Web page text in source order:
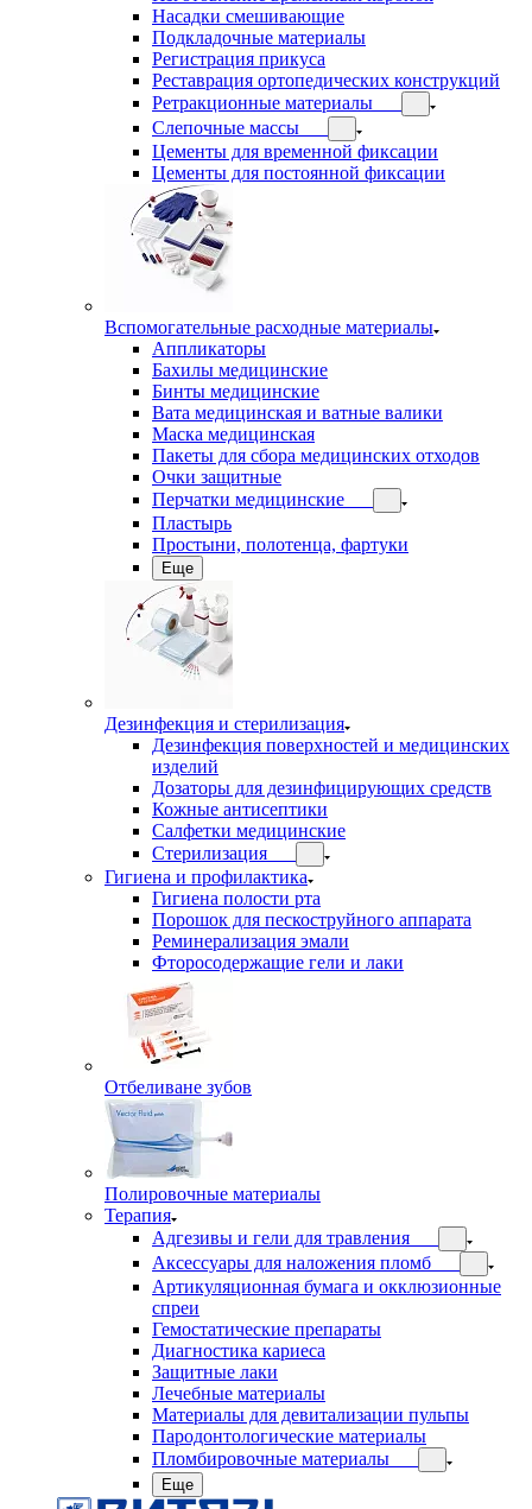
Насадки смешивающие
Подкладочные материалы
Регистрация прикуса
Реставрация ортопедических конструкций
Ретракционные материалы
Слепочные массы
Цементы для временной фиксации
Цементы для постоянной фиксации
Вспомогательные расходные материалы
Аппликаторы
Бахилы медицинские
Бинты медицинские
Вата медицинская и ватные валики
Маска медицинская
Пакеты для сбора медицинских отходов
Очки защитные
Перчатки медицинские
Пластырь
Простыни, полотенца, фартуки
Еще
Дезинфекция и стерилизация
Дезинфекция поверхностей и медицинских
изделий
Дозаторы для дезинфицирующих средств
Кожные антисептики
Салфетки медицинские
Стерилизация
Гигиена и профилактика
Гигиена полости рта
Порошок для пескоструйного аппарата
Реминерализация эмали
Фторосодержащие гели и лаки
Отбеливане зубов
Полировочные материалы
Терапия
Адгезивы и гели для травления
Аксессуары для наложения пломб
Артикуляционная бумага и окклюзионные
спреи
Гемостатические препараты
Диагностика кариеса
Защитные лаки
Лечебные материалы
Материалы для девитализации пульпы
Пародонтологические материалы
Пломбировочные материалы
Еще